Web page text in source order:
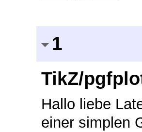
1
TikZ/
Hallo liebe
einer simplen